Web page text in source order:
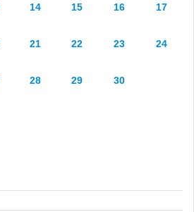
14 15 16 17
21 22 23 24
28 29 30